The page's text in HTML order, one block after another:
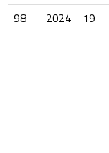
98
2024 19